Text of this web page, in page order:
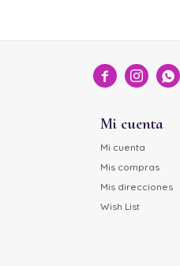
  
Mi cuenta
Mi cuenta
Mis compras
Mis direcciones
Wish List